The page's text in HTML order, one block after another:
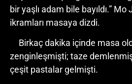
bir yaşlı adam bile bayıldı.” Mo
ikramları masaya dizdi.
Birkaç dakika içinde masa
zenginleşmişti; taze
çeşit pastalar gelmişti.